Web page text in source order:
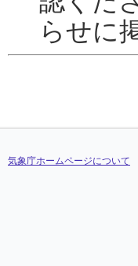
らせに
気象庁ホームページについて